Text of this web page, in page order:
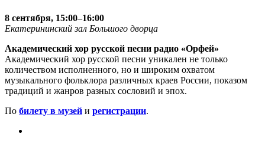
8 сентября, 15:00–16:00
Екатерининский зал Большого дворца
Академический хор русской песни радио «Орфей»
Академический хор русской песни уникален не только
количеством исполненного, но и широким охватом
музыкального фольклора различных краев России, показом
традиций и жанров разных сословий и эпох.
По билету в музей и регистрации.